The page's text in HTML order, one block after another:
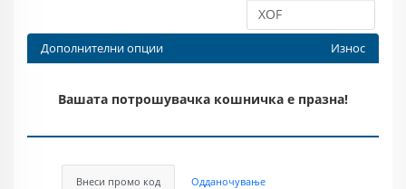
Дополнителни опции Износ
Вашата потрошувачка кошничка е празна!
Внеси промо код Одданочување